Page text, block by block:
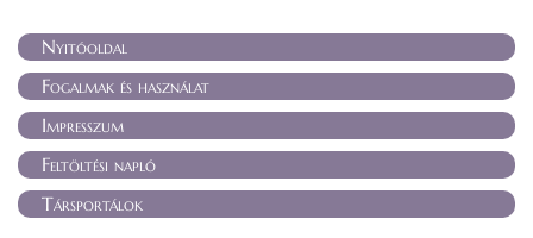
Nyitóoldal
Fogalmak és használat
Impresszum
Feltöltési napló
Társportálok